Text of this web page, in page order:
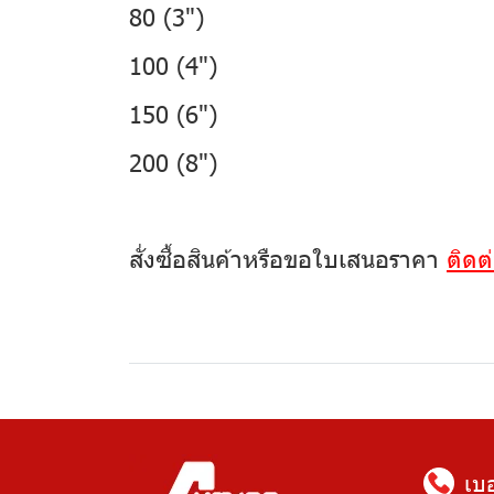
80 (3")
100 (4")
150 (6")
200 (8")
สั่งซื้อสินค้าหรือขอใบเสนอราคา ติดต่
เบ